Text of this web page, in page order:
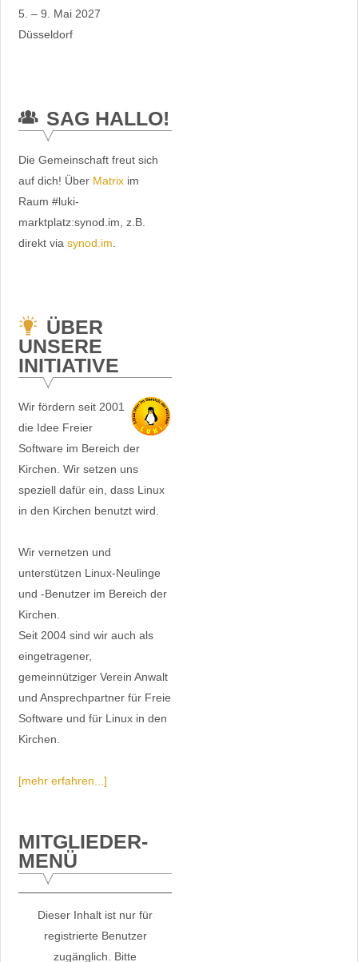
5. – 9. Mai 2027
Düsseldorf
SAG HALLO!
Die Gemeinschaft freut sich
auf dich! Über Matrixim
Raum #luki-
marktplatz:synod.im, z.B.
direkt via synod.im
ÜBER
UNSERE
INITIATIVE
Wir fördern seit 2001
die Idee Freier
Software im Bereich der
Kirchen. Wir setzen uns
speziell dafür ein, dass Linux
in den Kirchen benutzt wird.
Wir vernetzen und
unterstützen Linux-Neulinge
und -Benutzer im Bereich der
Kirchen.
Seit 2004 sind wir auch als
eingetragener,
gemeinnütziger Verein Anwalt
und Ansprechpartner für Freie
Software und für Linux in den
Kirchen.
[mehr erfahren...]
MITGLIEDER-
MENÜ
Dieser Inhalt ist nur für
registrierte Benutzer
zugänglich. Bitte